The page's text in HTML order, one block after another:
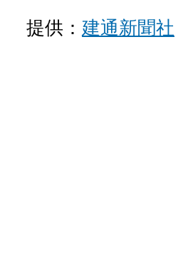
提供： 建通新聞社